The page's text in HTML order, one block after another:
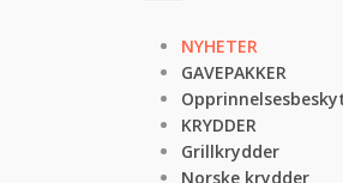
NYHETER
GAVEPAKKER
KRYDDER
Grillkrydder
Norske krydder